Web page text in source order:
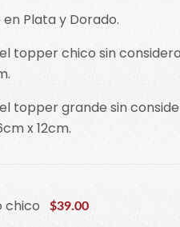
Plata y Dorado.
topper chico sin
topper grande sin
x 12cm.
chico $39.00